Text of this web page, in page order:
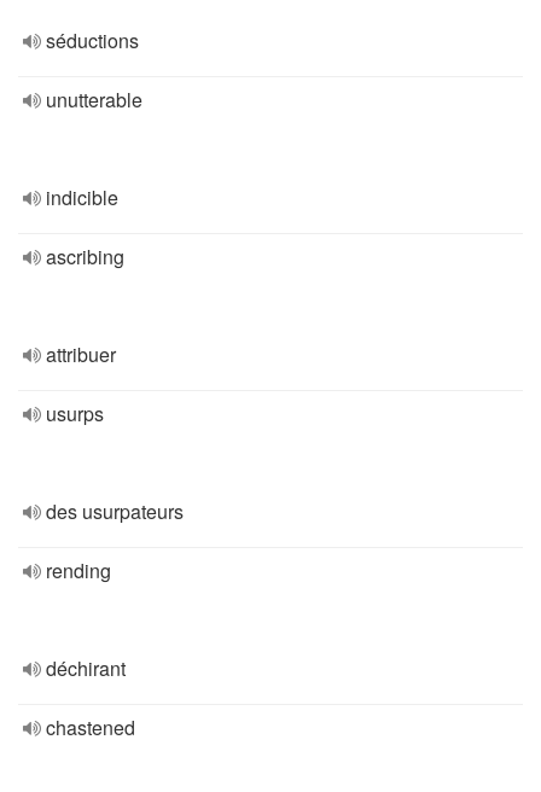
séductions
unutterable
indicible
ascribing
attribuer
usurps
des usurpateurs
rending
déchirant
chastened